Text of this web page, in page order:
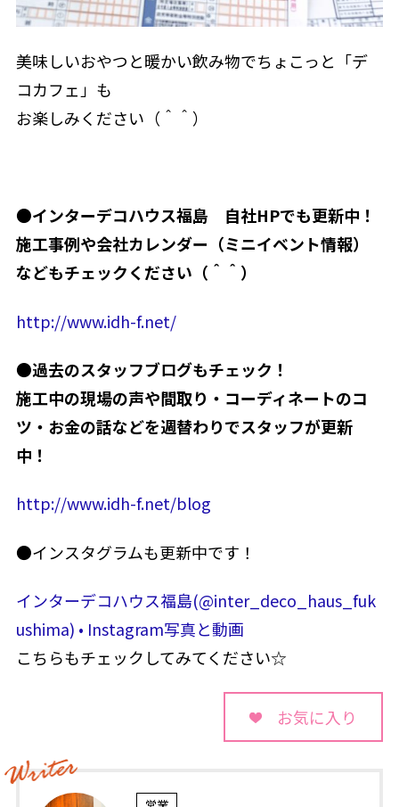
美味しいおやつと暖かい飲み物でちょこっと「デ
コカフェ」も
お楽しみください（＾＾）
●インターデコハウス福島　自社HPでも更新中！
施工事例や会社カレンダー（ミニイベント情報）
などもチェックください（＾＾）
http://www.idh-f.net/
●過去のスタッフブログもチェック！
施工中の現場の声や間取り・コーディネートのコ
ツ・お金の話などを週替わりでスタッフが更新
中！
http://www.idh-f.net/blog
●インスタグラムも更新中です！
インターデコハウス福島(@inter_deco_haus_fuk
ushima) • Instagram写真と動画
こちらもチェックしてみてください☆
お気に入り